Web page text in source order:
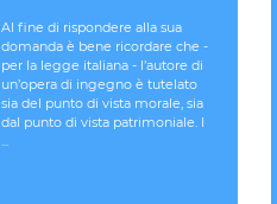
Al fine di rispondere alla sua
domanda è bene ricordare che -
per la legge italiana - l’autore di
un’opera di ingegno è tutelato
sia del punto di vista morale, sia
dal punto di vista patrimoniale. I
...